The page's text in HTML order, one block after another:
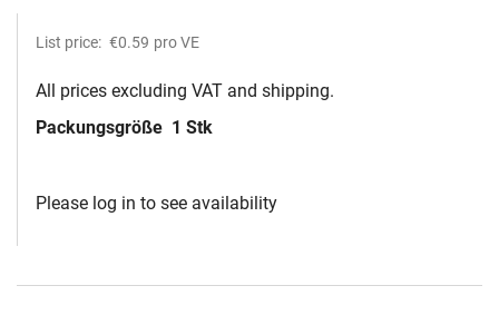
List price: €0.59 pro VE
All prices excluding VAT and shipping.
Packungsgröße 1 Stk
Please log in to see availability